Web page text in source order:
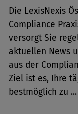
Die LexisNexis
Compliance
versorgt Sie
aktuellen News
aus der
Ziel ist es, Ihre
bestmöglich zu ...